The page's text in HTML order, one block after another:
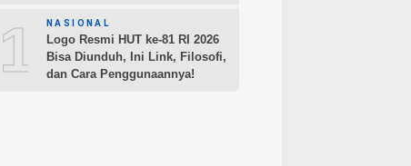
10NASIONAL
Logo Resmi HUT ke-81 RI 2026
Bisa Diunduh, Ini Link, Filosofi,
dan Cara Penggunaannya!